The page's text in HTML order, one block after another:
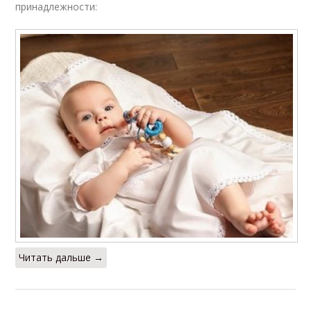
принадлежности:
Читать дальше →